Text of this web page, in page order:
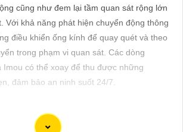
cũng như đem lại tầm quan sát rộng lớn
Với khả năng phát hiện chuyển động thông
điều khiển ống kính để quay quét và theo
trong phạm vi quan sát. Các dòng
Imou có thể xoay để thu được những
đảm bảo an ninh suốt 24/7.